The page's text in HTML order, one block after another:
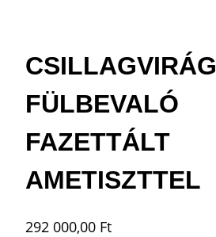
CSILLAGVIRÁG
FÜLBEVALÓ
FAZETTÁLT
AMETISZTTEL
292 000,00 Ft